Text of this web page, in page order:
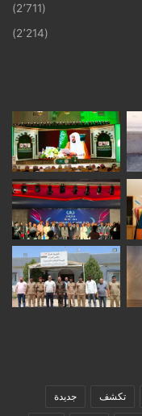
(2٬711)
(2٬214)
تكشف جديدة